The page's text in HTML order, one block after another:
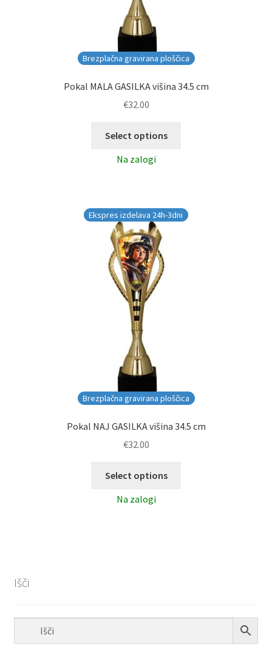
Brezplačna gravirana ploščica
Pokal MALA GASILKA višina 34.5 cm
€32.00
Select options
Na zalogi
Brezplačna gravirana ploščica
Ekspres izdelava 24h-3dni
Pokal NAJ GASILKA višina 34.5 cm
€32.00
Select options
Na zalogi
Išči